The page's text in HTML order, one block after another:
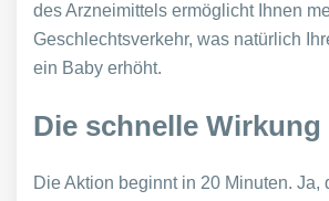
des Arzneimittels ermöglicht Ihnen
Geschlechtsverkehr, was natürlich
ein Baby erhöht.
Die schnelle Wirkung
Die Aktion beginnt in 20 Minuten. Ja,